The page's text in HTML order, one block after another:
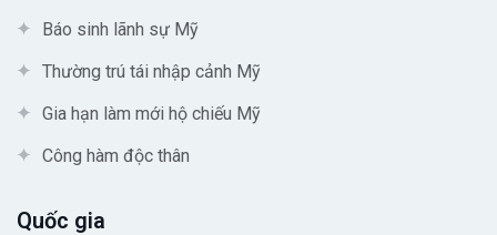
Báo sinh lãnh sự Mỹ
Thường trú tái nhập cảnh Mỹ
Gia hạn làm mới hộ chiếu Mỹ
Công hàm độc thân
Quốc gia